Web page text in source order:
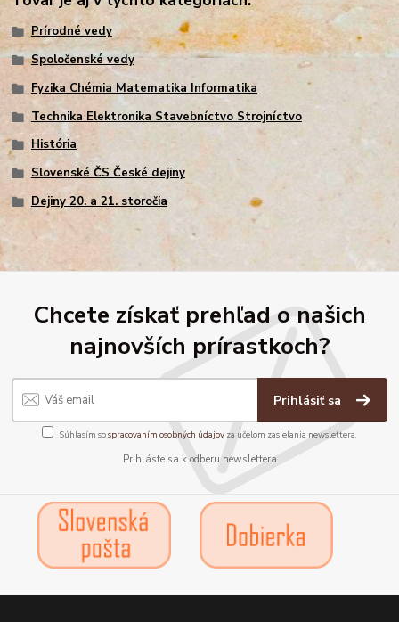
Prírodné vedy
Spoločenské vedy
Fyzika Chémia Matematika Informatika
Technika Elektronika Stavebníctvo Strojníctvo
História
Slovenské ČS České dejiny
Dejiny 20. a 21. storočia
Chcete získať prehľad o našich
najnovších prírastkoch?
Prihlásiť sa
Súhlasím sospracovaním osobných údajov za účelom zasielania newslettera.
Prihláste sa k odberu newslettera